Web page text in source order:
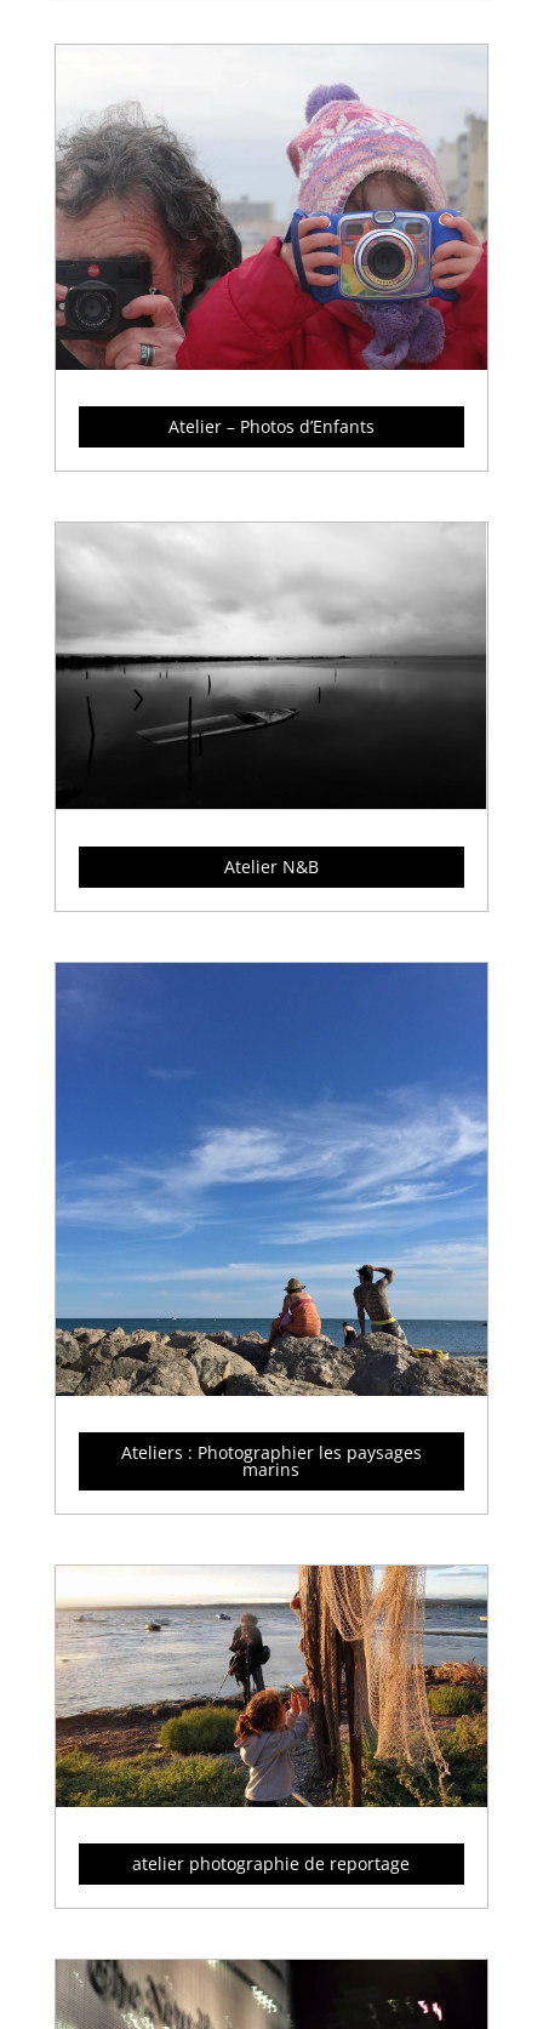
Atelier – Photos d’Enfants
Atelier N&B
Ateliers : Photographier les paysages
marins
atelier photographie de reportage